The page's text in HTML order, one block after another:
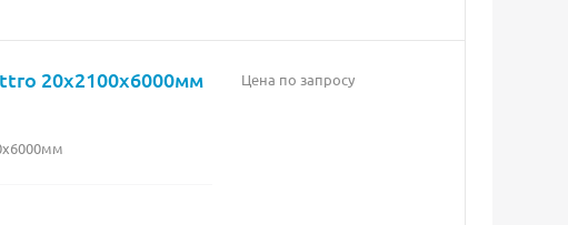
20х2100х6000мм Цена по запросу